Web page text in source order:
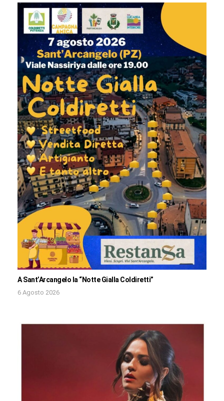
A Sant’Arcangelo la “Notte Gialla Coldiretti”
6 Agosto 2026